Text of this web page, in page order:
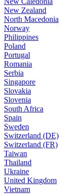
New Zealand
North Macedonia
Norway
Philippines
Poland
Portugal
Romania
Serbia
Singapore
Slovakia
Slovenia
South Africa
Spain
Sweden
Switzerland (DE)
Switzerland (FR)
Taiwan
Thailand
Ukraine
United Kingdom
Vietnam